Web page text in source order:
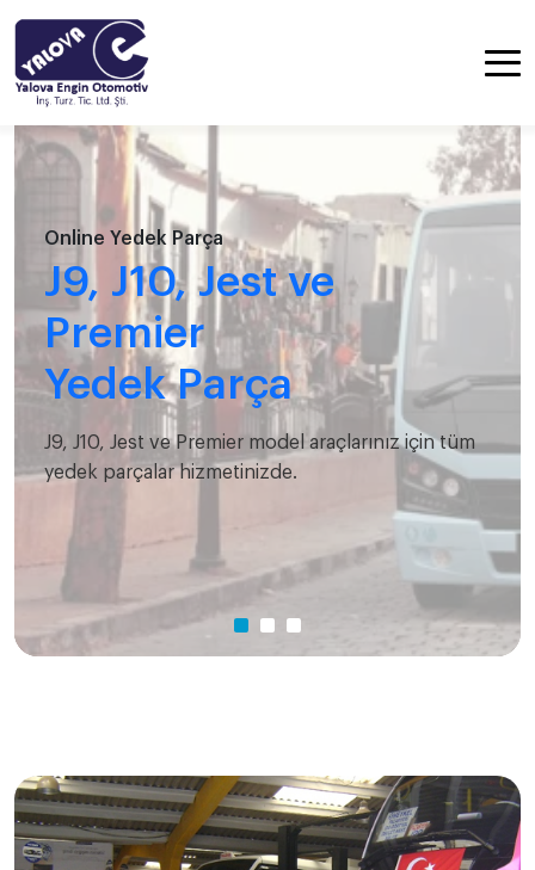
Online Yedek Parça
J9, J10, Jest ve
Premier
Yedek Parça
J9, J10, Jest ve Premier model araçlarınız için tüm
yedek parçalar hizmetinizde.